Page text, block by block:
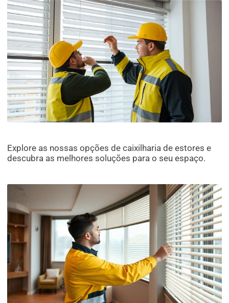
Explore as nossas opções de caixilharia de estores e
descubra as melhores soluções para o seu espaço.